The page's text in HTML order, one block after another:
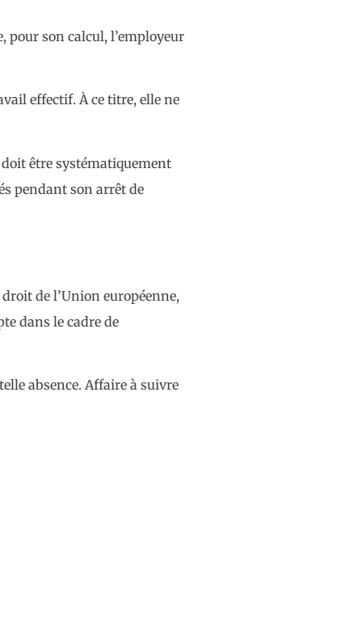
pour son calcul, l’employeur
effectif. À ce titre, elle ne
doit être systématiquement
pendant son arrêt de
de l’Union européenne,
dans le cadre de
absence. Affaire à suivre